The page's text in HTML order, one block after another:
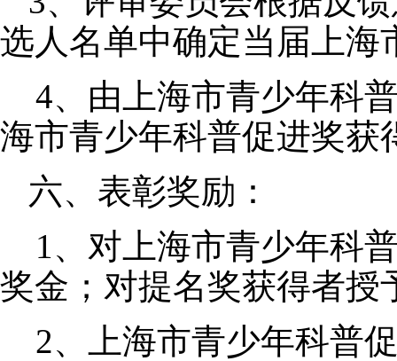
选人名单中确定当届上海
4、由上海市青少年科
海市青少年科普促进奖获
六、表彰奖励：
1、对上海市青少年科
奖金；对提名奖获得者授
2、上海市青少年科普